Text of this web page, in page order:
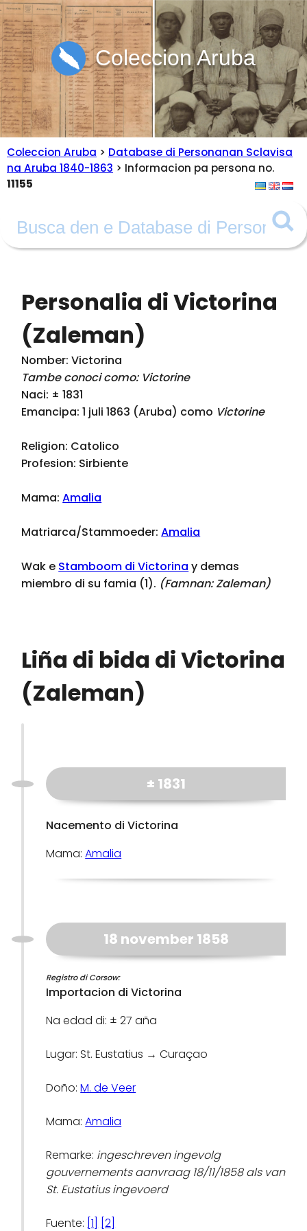
Coleccion Aruba
Coleccion Aruba > Database di Personanan Sclavisa
na Aruba 1840-1863 > Informacion pa persona no.
11155
Personalia di Victorina
(Zaleman)
Nomber: Victorina
Tambe conoci como: Victorine
Naci: ± 1831
Emancipa: 1 juli 1863 (Aruba) como Victorine
Religion: Catolico
Profesion: Sirbiente
Mama:Amalia
Matriarca/Stammoeder:Amalia
Wak e Stamboom di Victorina y demas
miembro di su famia (1). (Famnan:Zaleman)
Liña di bida di Victorina
(Zaleman)
± 1831
Nacemento di Victorina
Mama:Amalia
18 november 1858
Registro di Corsow:
Importacion di Victorina
Na edad di: ± 27 aña
Lugar: St. Eustatius → Curaçao
Doño:M. de Veer
Mama:Amalia
Remarke: ingeschreven ingevolg
gouvernements aanvraag 18/11/1858 als van
St. Eustatius ingevoerd
Fuente: [1] [2]